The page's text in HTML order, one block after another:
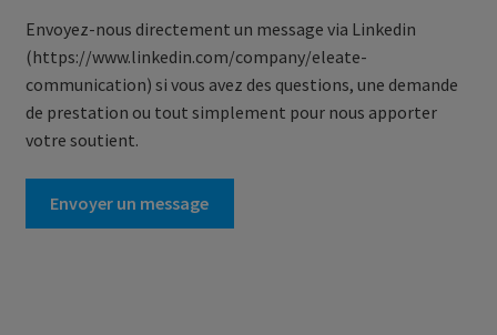
Compte
Envoyez-nous directement un message via Linkedin
(https://www.linkedin.com/company/eleate-
communication) si vous avez des questions, une demande
de prestation ou tout simplement pour nous apporter
votre soutient.
Envoyer un message